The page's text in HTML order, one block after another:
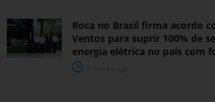
Roca no Brasil firma acordo
Ventos para suprir 100% de
energia elétrica no país com